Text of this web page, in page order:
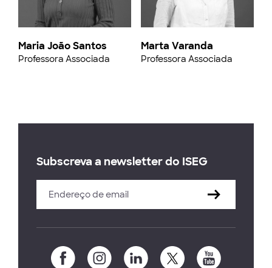
Maria João Santos
Professora Associada
Marta Varanda
Professora Associada
Subscreva a newsletter do ISEG